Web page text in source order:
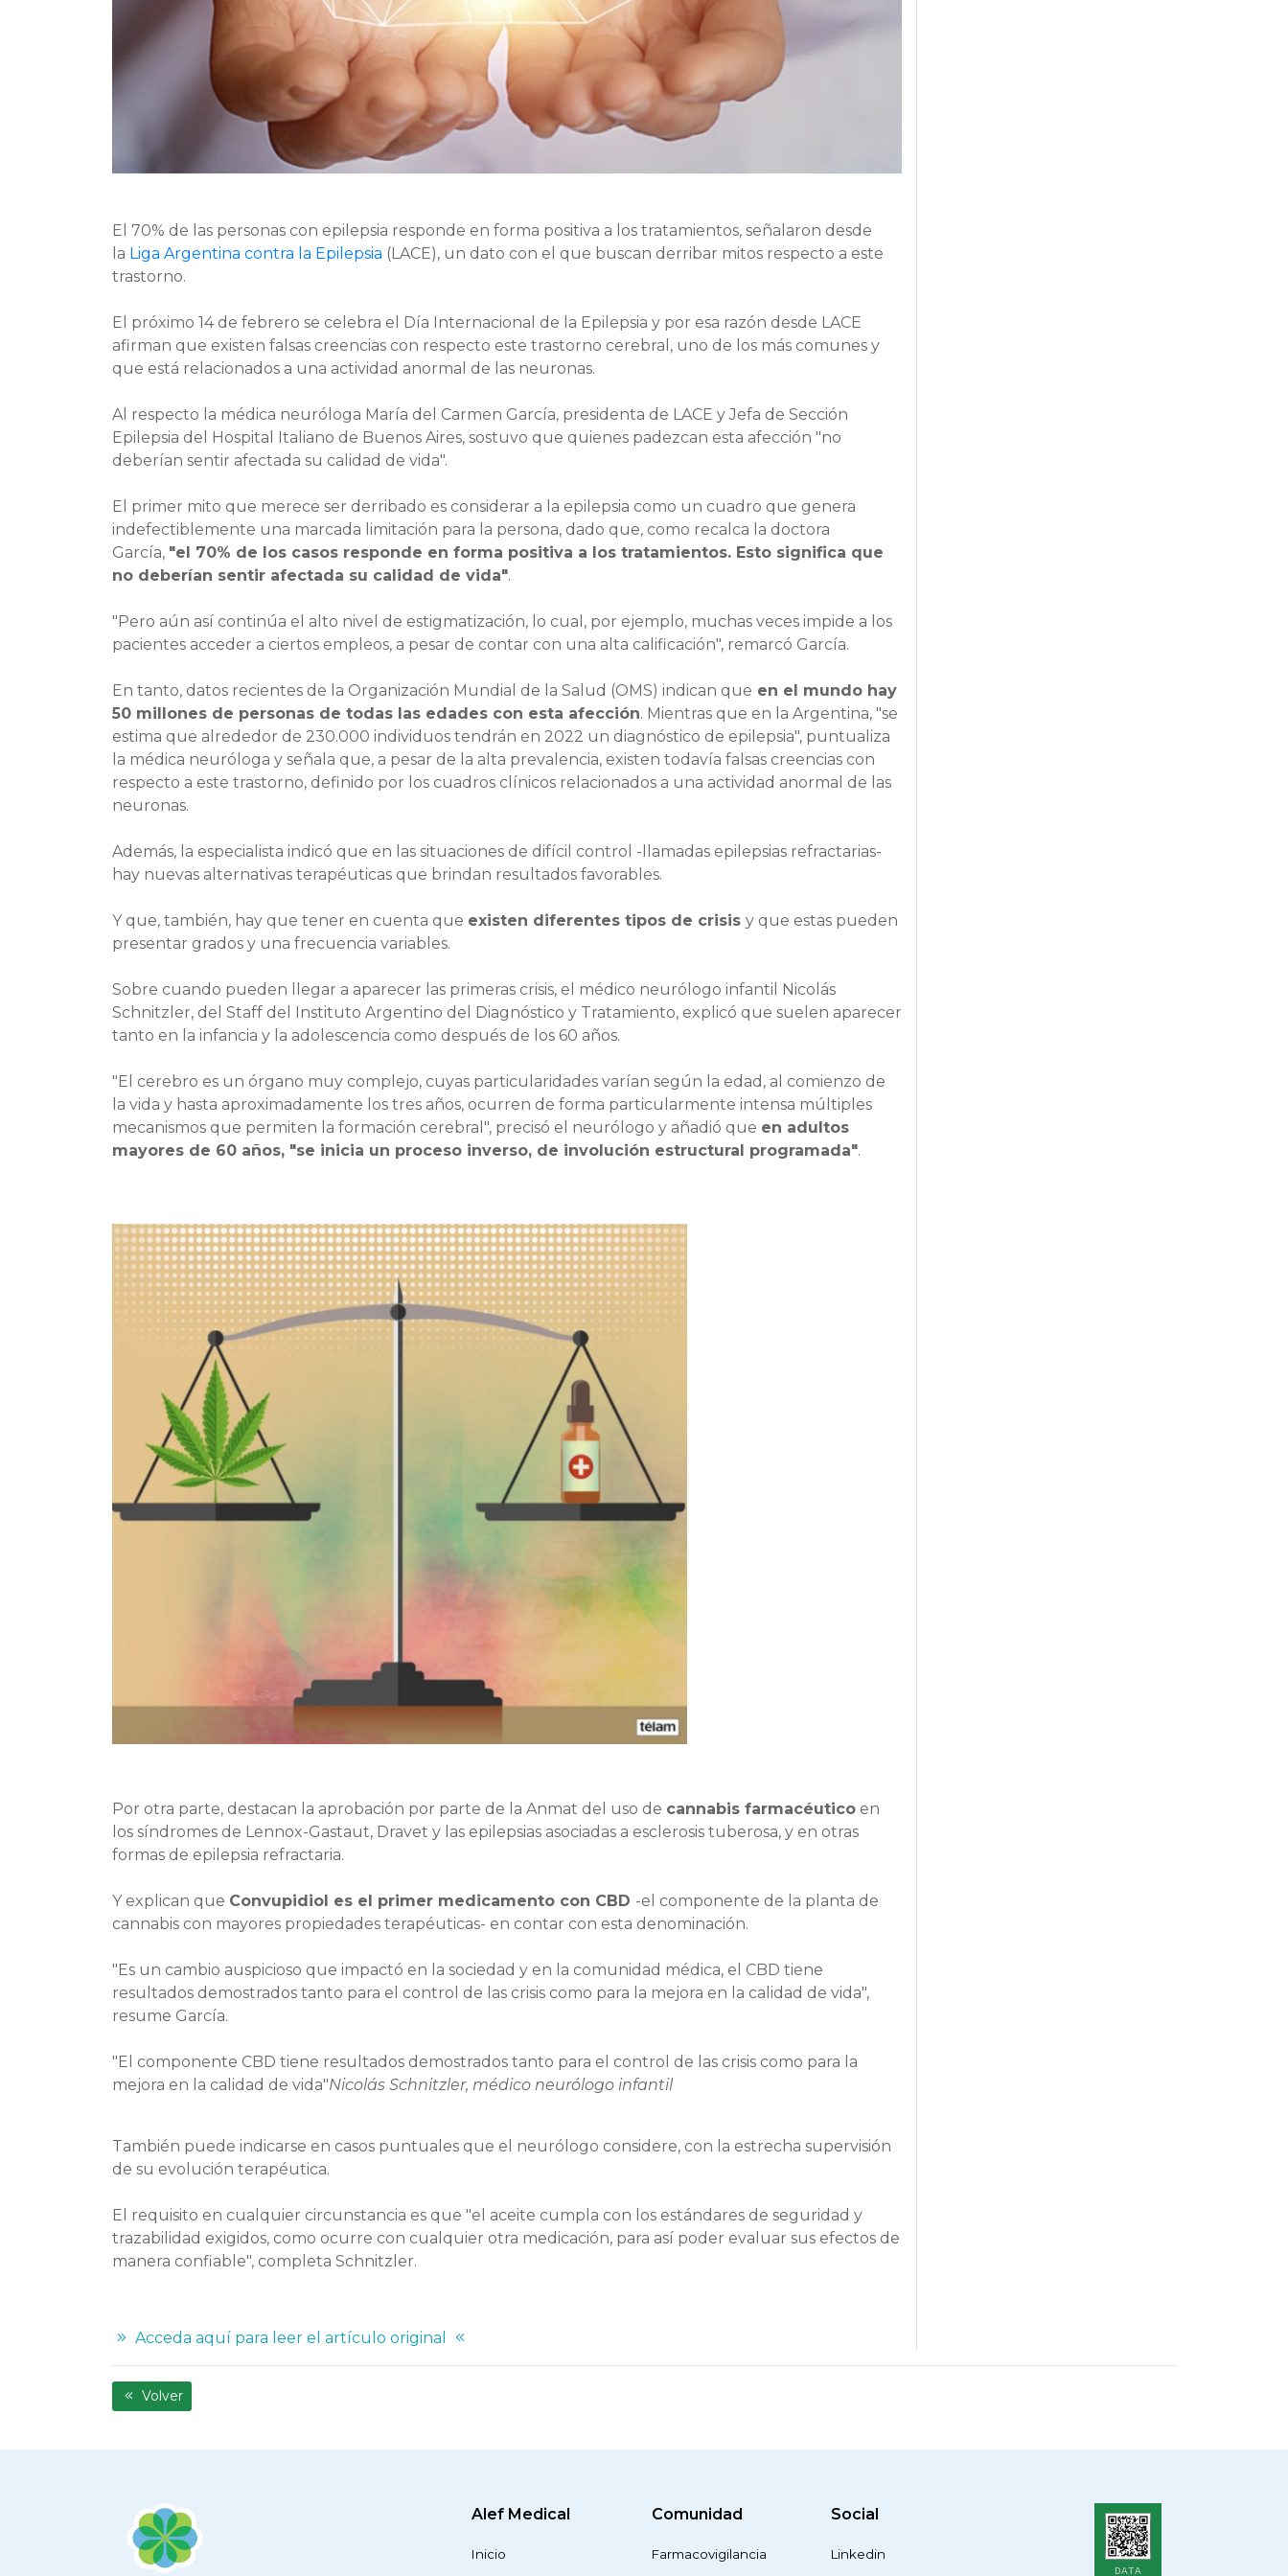
El 70% de las personas con epilepsia responde en forma positiva a los tratamientos, señalaron desde
la Liga Argentina contra la Epilepsia (LACE), un dato con el que buscan derribar mitos respecto a este
trastorno.
El próximo 14 de febrero se celebra el Día Internacional de la Epilepsia y por esa razón desde LACE
afirman que existen falsas creencias con respecto este trastorno cerebral, uno de los más comunes y
que está relacionados a una actividad anormal de las neuronas.
Al respecto la médica neuróloga María del Carmen García, presidenta de LACE y Jefa de Sección
Epilepsia del Hospital Italiano de Buenos Aires, sostuvo que quienes padezcan esta afección "no
deberían sentir afectada su calidad de vida".
El primer mito que merece ser derribado es considerar a la epilepsia como un cuadro que genera
indefectiblemente una marcada limitación para la persona, dado que, como recalca la doctora
García, "el 70% de los casos responde en forma positiva a los tratamientos. Esto significa que
no deberían sentir afectada su calidad de vida".
"Pero aún así continúa el alto nivel de estigmatización, lo cual, por ejemplo, muchas veces impide a los
pacientes acceder a ciertos empleos, a pesar de contar con una alta calificación", remarcó García.
En tanto, datos recientes de la Organización Mundial de la Salud (OMS) indican que en el mundo hay
50 millones de personas de todas las edades con esta afección. Mientras que en la Argentina, "se
estima que alrededor de 230.000 individuos tendrán en 2022 un diagnóstico de epilepsia", puntualiza
la médica neuróloga y señala que, a pesar de la alta prevalencia, existen todavía falsas creencias con
respecto a este trastorno, definido por los cuadros clínicos relacionados a una actividad anormal de las
neuronas.
Además, la especialista indicó que en las situaciones de difícil control -llamadas epilepsias refractarias-
hay nuevas alternativas terapéuticas que brindan resultados favorables.
Y que, también, hay que tener en cuenta que existen diferentes tipos de crisis y que estas pueden
presentar grados y una frecuencia variables.
Sobre cuando pueden llegar a aparecer las primeras crisis, el médico neurólogo infantil Nicolás
Schnitzler, del Staff del Instituto Argentino del Diagnóstico y Tratamiento, explicó que suelen aparecer
tanto en la infancia y la adolescencia como después de los 60 años.
"El cerebro es un órgano muy complejo, cuyas particularidades varían según la edad, al comienzo de
la vida y hasta aproximadamente los tres años, ocurren de forma particularmente intensa múltiples
mecanismos que permiten la formación cerebral", precisó el neurólogo y añadió que en adultos
mayores de 60 años, "se inicia un proceso inverso, de involución estructural programada".
Por otra parte, destacan la aprobación por parte de la Anmat del uso de cannabis farmacéutico en
los síndromes de Lennox-Gastaut, Dravet y las epilepsias asociadas a esclerosis tuberosa, y en otras
formas de epilepsia refractaria.
Y explican que Convupidiol es el primer medicamento con CBD -el componente de la planta de
cannabis con mayores propiedades terapéuticas- en contar con esta denominación.
"Es un cambio auspicioso que impactó en la sociedad y en la comunidad médica, el CBD tiene
resultados demostrados tanto para el control de las crisis como para la mejora en la calidad de vida",
resume García.
"El componente CBD tiene resultados demostrados tanto para el control de las crisis como para la
mejora en la calidad de vida"Nicolás Schnitzler, médico neurólogo infantil
También puede indicarse en casos puntuales que el neurólogo considere, con la estrecha supervisión
de su evolución terapéutica.
El requisito en cualquier circunstancia es que "el aceite cumpla con los estándares de seguridad y
trazabilidad exigidos, como ocurre con cualquier otra medicación, para así poder evaluar sus efectos de
manera confiable", completa Schnitzler.
Acceda aquí para leer el artículo original
Volver
Alef Medical
Inicio
Comunidad
Farmacovigilancia
Social
Linkedin
DATA